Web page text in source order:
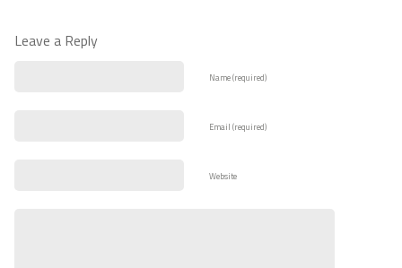
Leave a Reply
Name (required)
Email (required)
Website